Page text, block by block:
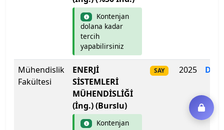
Kontenjan
dolana kadar
tercih
yapabilirsiniz
Mühendislik
Fakültesi
ENERJİ
SİSTEMLERİ
MÜHENDİSLİĞİ
(İng.) (Burslu)
Kontenjan
SAY 2025